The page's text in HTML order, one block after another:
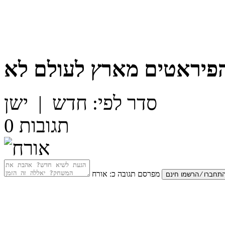
מארץ לעולם לא
סדר לפי: חדש | ישן
0 תגובות
מפרסם תגובה כ: אורח